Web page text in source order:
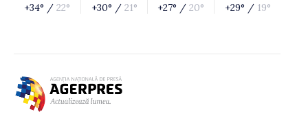
+34° / 22° +30° / 21° +27° / 20° +29° / 19°